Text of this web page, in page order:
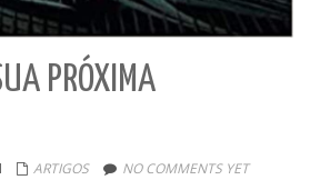
PRÓXIMA
ARTIGOS NO COMMENTS YET